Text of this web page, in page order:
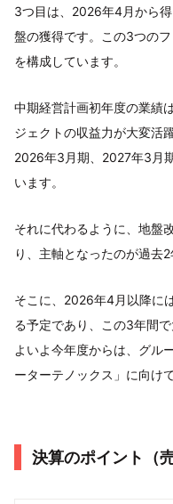
3つ目は、2026年4月から
盤の獲得です。この3つの
を構成しています。
中期経営計画初年度の業績
ジェクトの収益力が大変活
2026年3月期、2027年3月
います。
それに代わるように、地盤
り、主軸となったのが過去2
そこに、2026年4月以降に
る予定であり、この3年間
よいよ今年度からは、グル
ーターテノックス」に向け
決算のポイント（